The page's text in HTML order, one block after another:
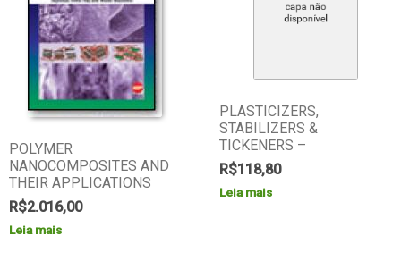
POLYMER
NANOCOMPOSITES AND
THEIR APPLICATIONS
R$2.016,00
Leia mais
PLASTICIZERS,
STABILIZERS &
TICKENERS –
R$118,80
Leia mais